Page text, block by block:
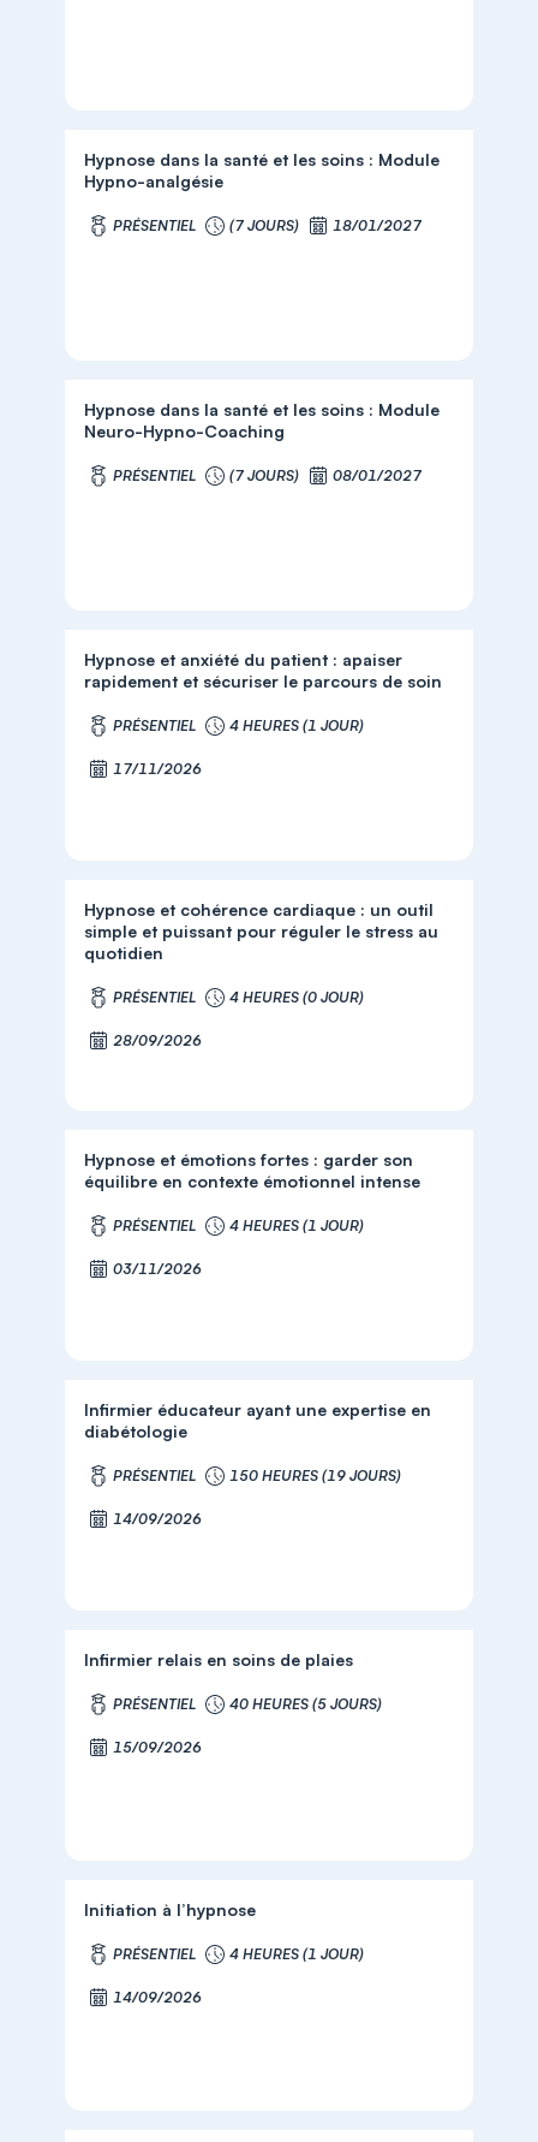
Hypnose dans la santé et les soins : Module
Hypno-analgésie
PRÉSENTIEL (7 JOURS) 18/01/2027
Hypnose dans la santé et les soins : Module
Neuro-Hypno-Coaching
PRÉSENTIEL (7 JOURS) 08/01/2027
Hypnose et anxiété du patient : apaiser
rapidement et sécuriser le parcours de soin
PRÉSENTIEL 4 HEURES (1 JOUR)
17/11/2026
Hypnose et cohérence cardiaque : un outil
simple et puissant pour réguler le stress au
quotidien
PRÉSENTIEL 4 HEURES (0 JOUR)
28/09/2026
Hypnose et émotions fortes : garder son
équilibre en contexte émotionnel intense
PRÉSENTIEL 4 HEURES (1 JOUR)
03/11/2026
Infirmier éducateur ayant une expertise en
diabétologie
PRÉSENTIEL 150 HEURES (19 JOURS)
14/09/2026
Infirmier relais en soins de plaies
PRÉSENTIEL 40 HEURES (5 JOURS)
15/09/2026
Initiation à l’hypnose
PRÉSENTIEL 4 HEURES (1 JOUR)
14/09/2026